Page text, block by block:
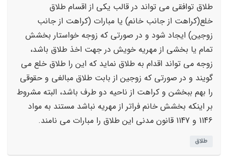
طلاق توافقی می تواند در قالب یکی از اقسام طلاق
خلع(کراهت از جانب خانم) یا مبارات (کراهت از جانب
زوجین) ایجاد شود و در صورتی که زوجه خواستار بخشش
تمام یا بخشی از مهریه خویش در جهت اخذ طلاق باشد،
زوجه می تواند اقدام به طلاق نماید که این را طلاق خلع می
گویند و در صورتی که زوجین از بابت طلاق مبالغی و حقوقی
را بهم ببخشن و کراهت از ناحیه دو طرف باشد، البته مشروط
بر اینکه بخشش خانم فراتر از مهریه نباشد مستند به مواد
1146 و 1147 قانون مدنی این طلاق را مبارات می نامند.
طلاق